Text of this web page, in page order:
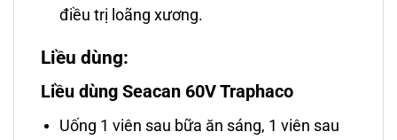
điều trị loãng xương.
Liều dùng:
Liều dùng Seacan 60V Traphaco
Uống 1 viên sau bữa ăn sáng, 1 viên sau